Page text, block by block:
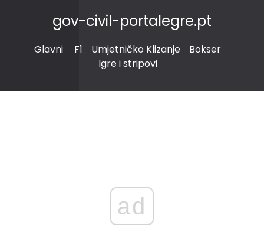
gov-civil-portalegre.pt
Glavni F1 Umjetničko Klizanje
Bokser
Igre i stripovi
ad